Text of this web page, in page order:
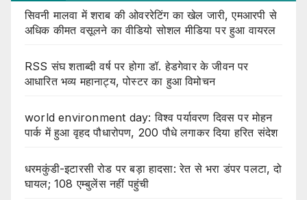
सिवनी मालवा में शराब की ओवररेटिंग का खेल जारी, एमआरपी से
अधिक कीमत वसूलने का वीडियो सोशल मीडिया पर हुआ वायरल
RSS संघ शताब्दी वर्ष पर होगा डॉ. हेडगेवार के जीवन पर
आधारित भव्य महानाट्य, पोस्टर का हुआ विमोचन
world environment day: विश्व पर्यावरण दिवस पर मोहन
पार्क में हुआ वृहद पौधारोपण, 200 पौधे लगाकर दिया हरित संदेश
धरमकुंडी-इटारसी रोड पर बड़ा हादसा: रेत से भरा डंपर पलटा, दो
घायल; 108 एम्बुलेंस नहीं पहुंची